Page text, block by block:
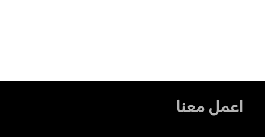
اعمل معنا